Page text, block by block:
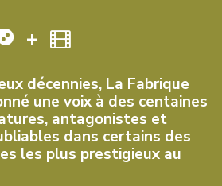
+
décennies, La Fabrique
une voix à des centaines
antagonistes et
dans certains des
les plus prestigieux au